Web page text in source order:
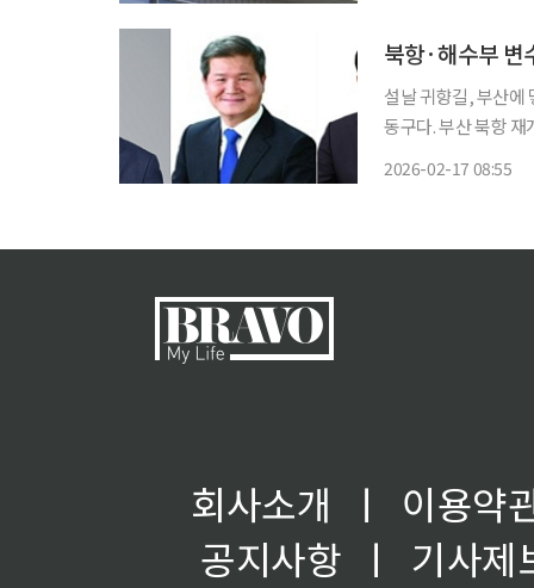
북항·해수부
설날 귀향길, 부산에
동구다. 부산 북항
2026-02-17 08:55
회사소개 ㅣ
이용약
공지사항
ㅣ
기사제